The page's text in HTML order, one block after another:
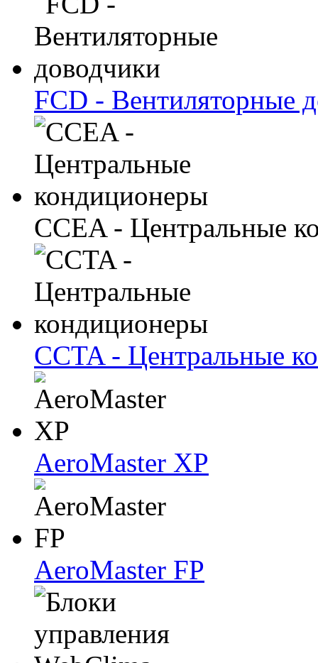
FCD - Вентиляторные
CCEA - Центральные
CCTA - Центральные
AeroMaster XP
AeroMaster FP